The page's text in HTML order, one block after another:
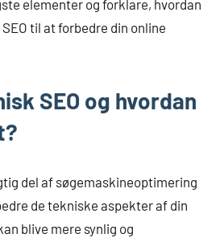
elementer og forklare, hvordan
til at forbedre din online
SEO og hvordan
del af søgemaskineoptimering
de tekniske aspekter af din
blive mere synlig og